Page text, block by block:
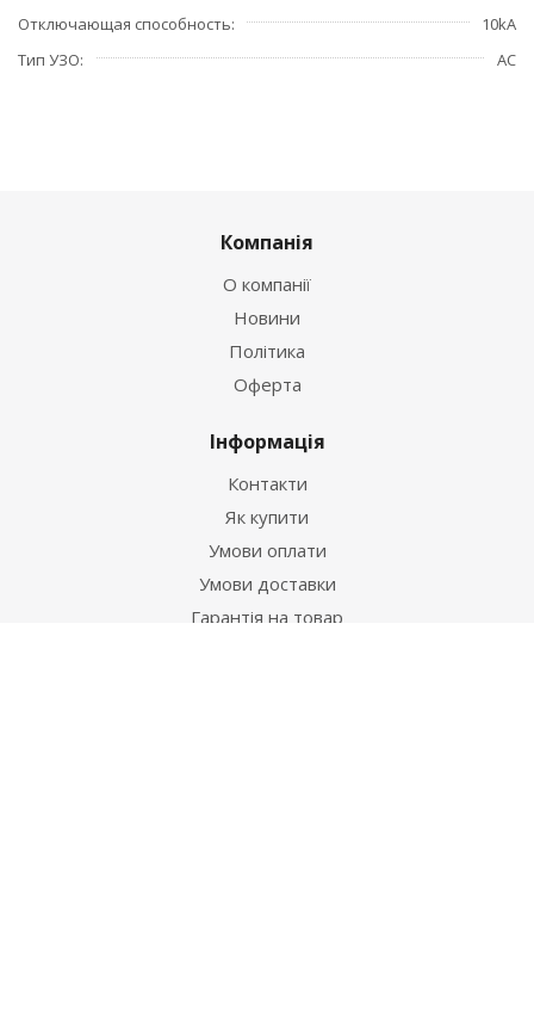
Отключающая способность
10kA
Тип УЗО
АС
Компанія
О компанії
Новини
Політика
Оферта
Інформація
Контакти
Як купити
Умови оплати
Умови доставки
Гарантія на товар